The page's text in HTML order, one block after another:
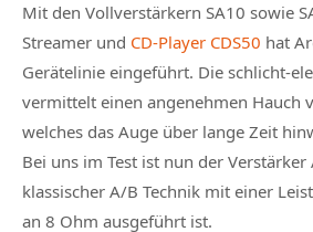
Mit den Vollverstärkern SA10 sowie
Streamer und CD-Player CDS50 hat
Gerätelinie eingeführt. Die schlicht-
vermittelt einen angenehmen Hauch
welches das Auge über lange Zeit
Bei uns im Test ist nun der Verstärker
klassischer A/B Technik mit einer
an 8 Ohm ausgeführt ist.